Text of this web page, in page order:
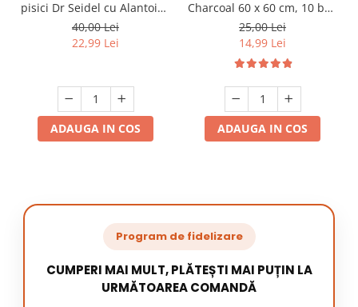
pisici Dr Seidel cu Alantoina
220 ml
40,00 Lei
22,99 Lei
ADAUGA IN COS
Charcoal 60 x 60 cm, 10 buc
/ pachet
25,00 Lei
14,99 Lei
ADAUGA IN COS
Program de fidelizare
CUMPERI MAI MULT, PLĂTEȘTI MAI PUȚIN LA
URMĂTOAREA COMANDĂ